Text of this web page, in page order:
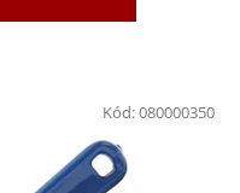
Kód:080000350